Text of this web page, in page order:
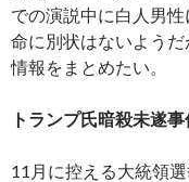
での演説中に白人男
命に別状はないよう
情報をまとめたい。
トランプ氏暗殺未遂事
11月に控える大統領